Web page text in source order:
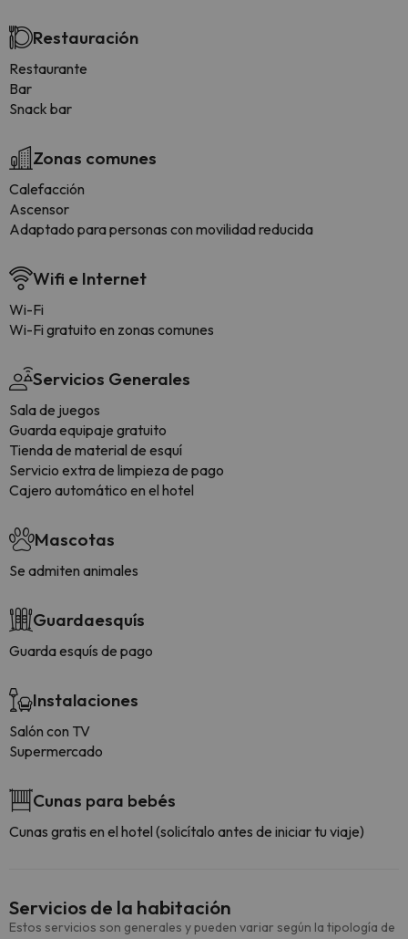
Restauración
Restaurante
Bar
Snack bar
Zonas comunes
Calefacción
Ascensor
Adaptado para personas con movilidad reducida
Wifi e Internet
Wi-Fi
Wi-Fi gratuito en zonas comunes
Servicios Generales
Sala de juegos
Guarda equipaje gratuito
Tienda de material de esquí
Servicio extra de limpieza de pago
Cajero automático en el hotel
Mascotas
Se admiten animales
Guardaesquís
Guarda esquís de pago
Instalaciones
Salón con TV
Supermercado
Cunas para bebés
Cunas gratis en el hotel (solicítalo antes de iniciar tu viaje)
Servicios de la habitación
Estos servicios son generales y pueden variar según la tipología de